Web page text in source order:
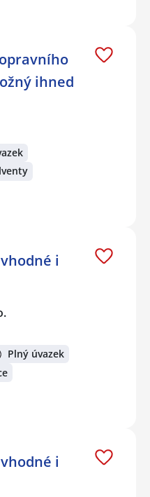
ihned
i
Plný úvazek
i